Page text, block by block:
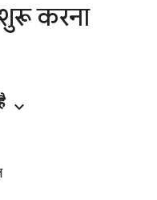
करना